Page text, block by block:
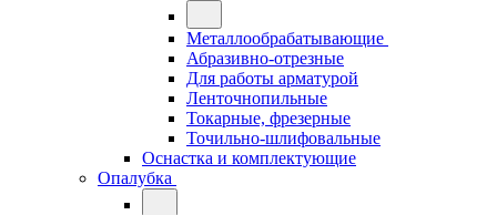
Металлообрабатывающие
Абразивно-отрезные
Для работы арматурой
Ленточнопильные
Токарные, фрезерные
Точильно-шлифовальные
Оснастка и комплектующие
Опалубка